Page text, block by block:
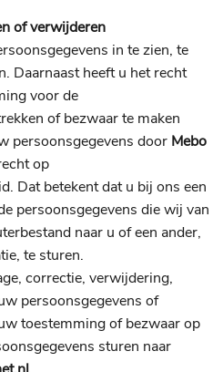
of verwijderen
in te zien, te
Daarnaast heeft u het recht
voor de
of bezwaar te maken
persoonsgegevens door Mebo
op
Dat betekent dat u bij ons een
persoonsgegevens die wij van
naar u of een ander,
te sturen.
correctie, verwijdering,
persoonsgegevens of
toestemming of bezwaar op
sturen naar